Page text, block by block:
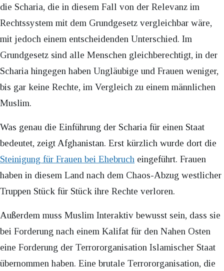
die Scharia, die in diesem Fall von der Relevanz im
Rechtssystem mit dem Grundgesetz vergleichbar wäre,
mit jedoch einem entscheidenden Unterschied. Im
Grundgesetz sind alle Menschen gleichberechtigt, in der
Scharia hingegen haben Ungläubige und Frauen weniger,
bis gar keine Rechte, im Vergleich zu einem männlichen
Muslim.
Was genau die Einführung der Scharia für einen Staat
bedeutet, zeigt Afghanistan. Erst kürzlich wurde dort die
Steinigung für Frauen bei Ehebruch eingeführt. Frauen
haben in diesem Land nach dem Chaos-Abzug westlicher
Truppen Stück für Stück ihre Rechte verloren.
Außerdem muss Muslim Interaktiv bewusst sein, dass sie
bei Forderung nach einem Kalifat für den Nahen Osten
eine Forderung der Terrororganisation Islamischer Staat
übernommen haben. Eine brutale Terrororganisation, die